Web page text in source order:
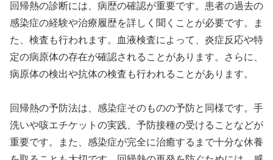
回帰熱の診断には、病歴の確認が重要です。患者の過去の
感染症の経験や治療履歴を詳しく聞くことが必要です。ま
た、検査も行われます。血液検査によって、炎症反応や特
定の病原体の存在が確認されることがあります。さらに、
病原体の検出や抗体の検査も行われることがあります。
回帰熱の予防法は、感染症そのものの予防と同様です。手
洗いや咳エチケットの実践、予防接種の受けることなどが
重要です。また、感染症が完全に治癒するまで十分な休養